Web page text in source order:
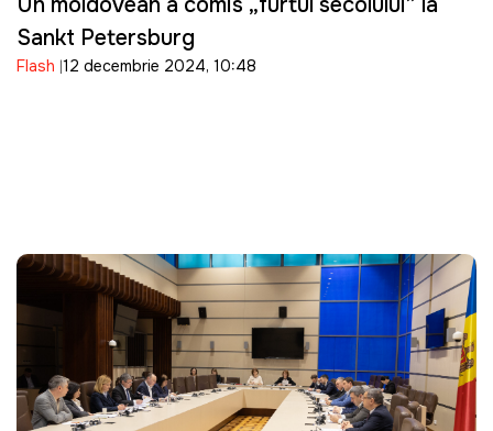
Sankt Petersburg
Flash 12 decembrie 2024, 10:48